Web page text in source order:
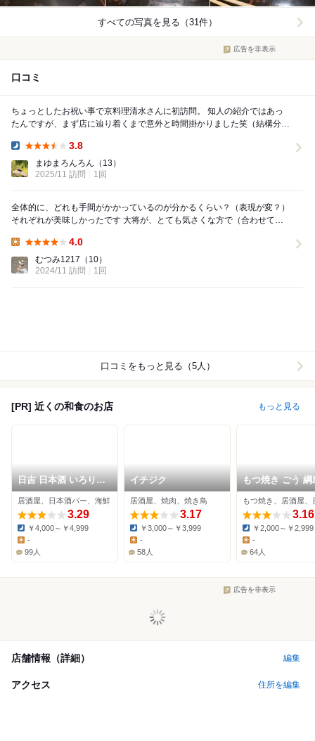
すべての写真を見る（31件）
広告を非表示
口コミ
ちょっとしたお祝い事で京料理清水さんに初訪問。 知人の紹介ではあっ
たんですが、まず店に辿り着くまで意外と時間掛かりました笑（結構分か
3.8
まゆまろんろん （13）
2025/11 訪問
1回
全体的に、どれも手間がかかっているのが分かるくらい？（表現が変？）
それぞれが美味しかったです 大将が、とても気さくな方で（合わせてく
4.0
むつみ1217 （10）
2024/11 訪問
1回
口コミをもっと見る（5人）
[PR] 近くの和食のお店 もっと見る
日吉 日本酒 いろり屋
金魚
居酒屋、日本酒バー、海鮮
3.29
Dinner:
￥4,000～￥4,999
Lunch:
-
99人
イチジク
居酒屋、焼肉、焼き鳥
3.17
Dinner:
￥3,000～￥3,999
Lunch:
-
58人
もつ焼き ごう 綱
3.16
Dinner:
￥2,000～￥2,999
Lunch:
-
64人
広告を非表示
店舗情報（詳細） 編集
アクセス 住所を編集